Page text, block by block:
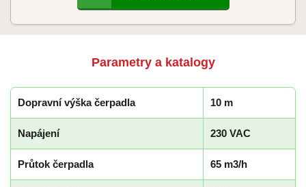
Parametry a katalogy
Dopravní výška čerpadla 10 m
Napájení 230 VAC
Průtok čerpadla 65 m3/h